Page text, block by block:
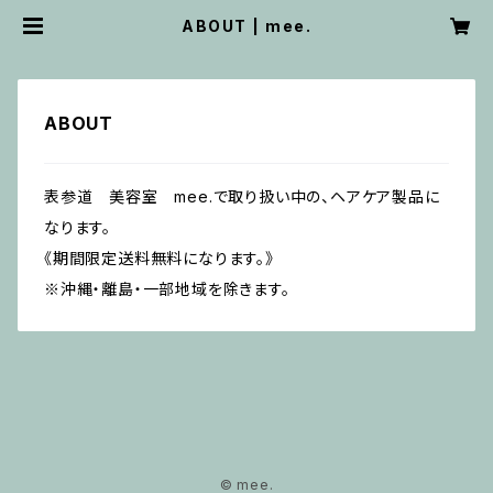
ABOUT | mee.
ABOUT
表参道 美容室 mee.で取り扱い中の、ヘアケア製品に
なります。
《期間限定送料無料になります。》
※沖縄・離島・一部地域を除きます。
© mee.